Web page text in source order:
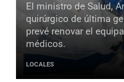
El ministro de Salud,
quirúrgico de última
prevé renovar el
médicos.
LOCALES